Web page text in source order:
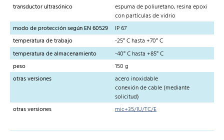
transductor ultrasónico
espuma de poliuretano, resina epoxi
con partículas de vidrio
modo de protección según EN 60529
IP 67
temperatura de trabajo
-25° C hasta +70° C
temperatura de almacenamiento
-40° C hasta +85° C
peso
150 g
otras versiones
acero inoxidable
conexión de cable (mediante
solicitud)
otras versiones
mic+35/IU/TC/E